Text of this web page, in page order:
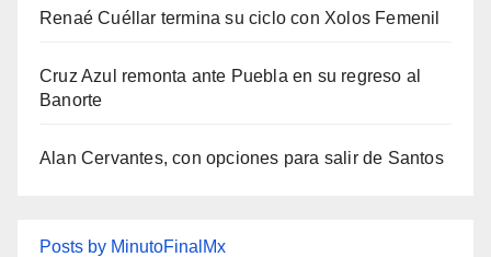
Renaé Cuéllar termina su ciclo con Xolos Femenil
Cruz Azul remonta ante Puebla en su regreso al
Banorte
Alan Cervantes, con opciones para salir de Santos
Posts by MinutoFinalMx